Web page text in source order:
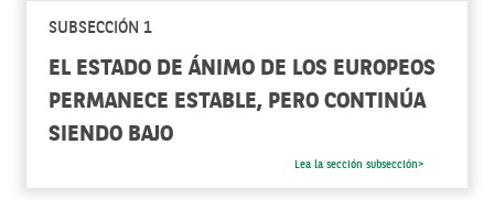
SUBSECCIÓN 1
EL ESTADO DE ÁNIMO DE LOS EUROPEOS
PERMANECE ESTABLE, PERO CONTINÚA
SIENDO BAJO
Lea la sección subsección>